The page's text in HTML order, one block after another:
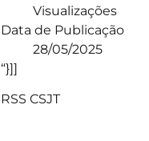
Visualizações
Data de Publicação
28/05/2025
“}]]
RSS CSJT